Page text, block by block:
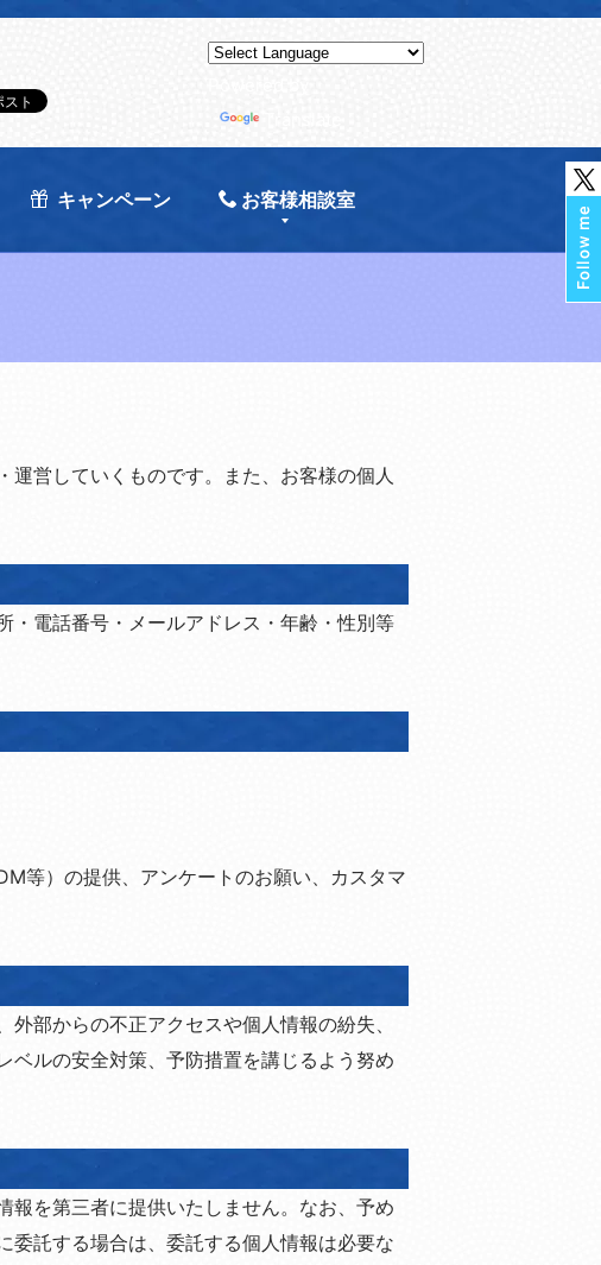
キャンペーン お客様相談室
営していくものです。また、お客様の個人
・電話番号・メールアドレス・年齢・性別等
等）の提供、アンケートのお願い、カスタマ
部からの不正アクセスや個人情報の紛失、
ベルの安全対策、予防措置を講じるよう努め
報を第三者に提供いたしません。なお、予め
委託する場合は、委託する個人情報は必要な